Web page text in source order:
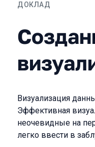
ДОКЛАД
Визуализация
Эффективная
неочевидные на
легко ввести в